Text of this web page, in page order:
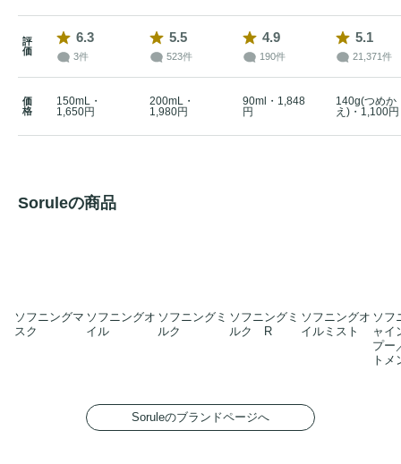
評
価
6.3
3件
5.5
523件
4.9
190件
5.1
21,371件
価
格
150mL・
1,650円
200mL・
1,980円
90ml・1,848
円
140g(つめか
え)・1,100円
Soruleの商品
ソフニングマ
スク
ソフニングオ
イル
ソフニングミ
ルク
ソフニングミ
ルク R
ソフニングオ
イルミスト
ソフ
ャイ
プー
トメ
Soruleのブランドページへ